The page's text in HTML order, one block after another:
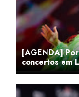
[AGENDA]
concertos em